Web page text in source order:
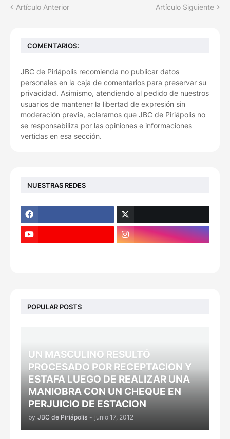
Artículo Anterior Artículo Siguiente
COMENTARIOS:
JBC de Piriápolis recomienda no publicar datos
personales en la caja de comentarios para preservar su
privacidad. Asimismo, atendiendo al pedido de nuestros
usuarios de mantener la libertad de expresión sin
moderación previa, aclaramos que JBC de Piriápolis no
se responsabiliza por las opiniones e informaciones
vertidas en esa sección.
NUESTRAS REDES
POPULAR POSTS
UN MASCULINO RESULTÓ
PROCESADO POR RECEPTACION Y
ESTAFA LUEGO DE REALIZAR UNA
MANIOBRA CON UN CHEQUE EN
PERJUICIO DE ESTACION
by JBC de Piriápolis - junio 17, 2012